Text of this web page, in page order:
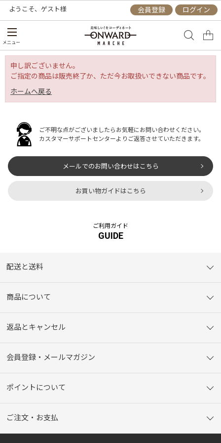
ようこそ、 ゲスト様 会員登録 ログイン
メニュー
申し訳ございません。
ご指定の商品は販売終了か、ただ今お取扱いできない商品です。
ホームへ戻る
ご不明な点がございましたらお気軽にお問い合わせください。
カスタマーサポートセンターよりご返答させていただきます。
メールでのお問い合わせはこちら
お買い物ガイドはこちら
ご利用ガイド
GUIDE
配送と送料
商品について
返品とキャンセル
会員登録・メールマガジン
ポイントについて
ご注文・お支払